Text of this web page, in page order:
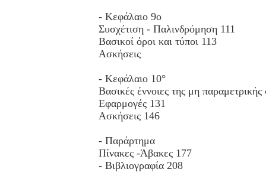
- Κεφάλαιο 9ο
Συσχέτιση - Παλινδρόμηση 111
Βασικοί όροι και τύποι 113
Ασκήσεις
- Κεφάλαιο 10°
Βασικές έννοιες της μη πα­ραμετρικής
Εφαρμογές 131
Ασκήσεις 146
- Παράρτημα
Πίνακες -Άβακες 177
- Βιβλιογραφία 208